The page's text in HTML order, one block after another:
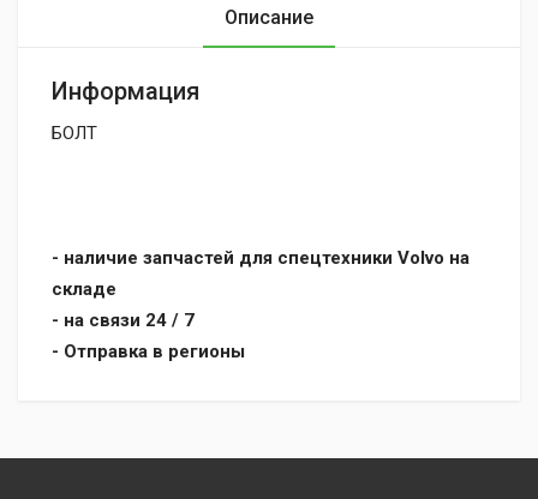
Описание
Информация
БОЛТ
- наличие запчастей для спецтехники Volvo на
складе
- на связи 24 / 7
- Отправка в регионы